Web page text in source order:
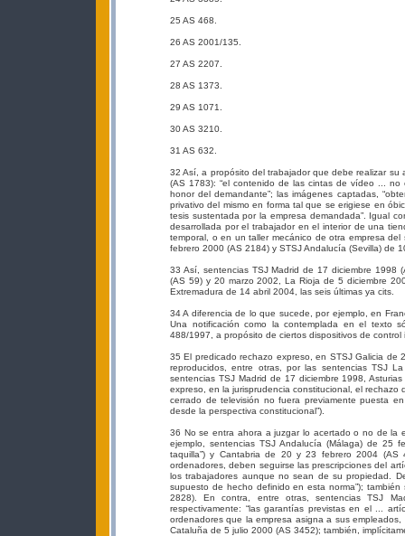
25 AS 468.
26 AS 2001/135.
27 AS 2207.
28 AS 1373.
29 AS 1071.
30 AS 3210.
31 AS 632.
32 Así, a propósito del trabajador que debe realizar su
(AS 1783): “el contenido de las cintas de vídeo ...
honor del demandante”; las imágenes captadas,
privativo del mismo en forma tal que se erigiese en
tesis sustentada por la empresa demandada”. Igual
desarrollada por el trabajador en el interior de una
temporal, o en un taller mecánico de otra empresa
febrero 2000 (AS 2184) y STSJ Andalucía (Sevilla) de
33 Así, sentencias TSJ Madrid de 17 diciembre
(AS 59) y 20 marzo 2002, La Rioja de 5 diciembre
Extremadura de 14 abril 2004, las seis últimas ya cits.
34 A diferencia de lo que sucede, por ejemplo, en
Una notificación como la contemplada en el texto
488/1997, a propósito de ciertos dispositivos de control
35 El predicado rechazo expreso, en STSJ Galicia
reproducidos, entre otras, por las sentencias TSJ
sentencias TSJ Madrid de 17 diciembre 1998,
expreso, en la jurisprudencia constitucional, el
cerrado de televisión no fuera previamente puesta
desde la perspectiva constitucional”).
36 No se entra ahora a juzgar lo acertado o no de la
ejemplo, sentencias TSJ Andalucía (Málaga) de 25
taquilla”) y Cantabria de 20 y 23 febrero 2004 (AS
ordenadores, deben seguirse las prescripciones del
los trabajadores aunque no sean de su propiedad.
supuesto de hecho definido en esta norma”);
2828). En contra, entre otras, sentencias TSJ
respectivamente: “las garantías previstas en el ...
ordenadores que la empresa asigna a sus
Cataluña de 5 julio 2000 (AS 3452); también,